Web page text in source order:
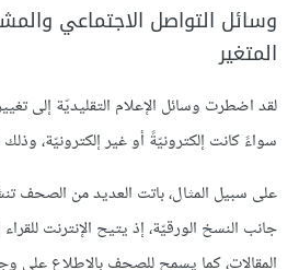
وسائل التواصل الاجتماعي
المتغير
لقد اضطرت وسائل الإعلام التقليديّة إلى
سواءً كانت إلكترونيّةً أو غير إلكترونيّة،
على سبيل المثال، باتت العديد من الصحف
جانب النسخ الورقيّة، إذ يتيح الإنترنت
المقالات، كما يسمح للصحف بالاطلاع على